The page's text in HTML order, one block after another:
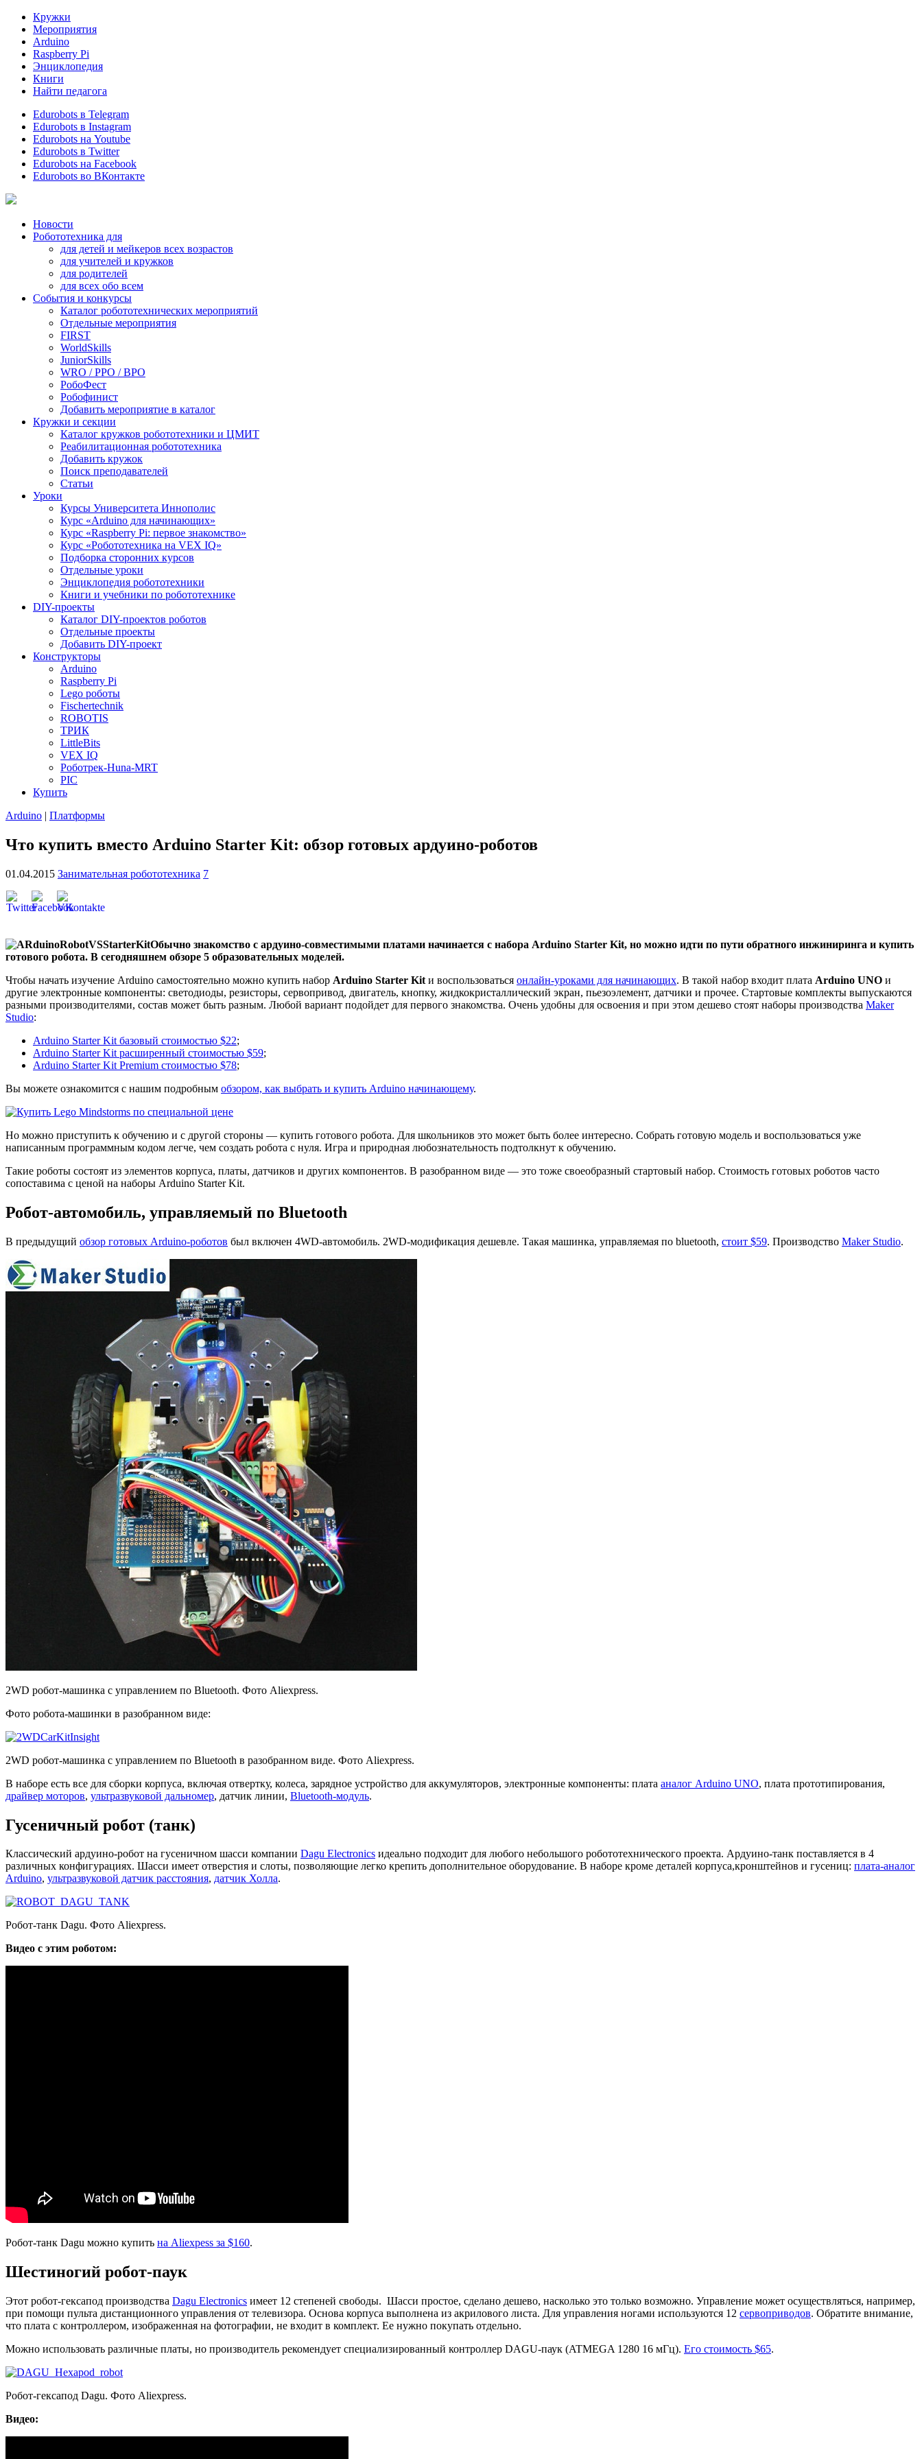
Кружки
Мероприятия
Arduino
Raspberry Pi
Энциклопедия
Книги
Найти педагога
Edurobots в Telegram
Edurobots в Instagram
Edurobots на Youtube
Edurobots в Twitter
Edurobots на Facebook
Edurobots во ВКонтакте
Новости
Робототехника для
для детей и мейкеров всех возрастов
для учителей и кружков
для родителей
для всех обо всем
События и конкурсы
Каталог робототехнических мероприятий
Отдельные мероприятия
FIRST
WorldSkills
JuniorSkills
WRO / РРО / ВРО
РобоФест
Робофинист
Добавить мероприятие в каталог
Кружки и секции
Каталог кружков робототехники и ЦМИТ
Реабилитационная робототехника
Добавить кружок
Поиск преподавателей
Статьи
Уроки
Курсы Университета Иннополис
Курс «Arduino для начинающих»
Курс «Raspberry Pi: первое знакомство»
Курс «Робототехника на VEX IQ»
Подборка сторонних курсов
Отдельные уроки
Энциклопедия робототехники
Книги и учебники по робототехнике
DIY-проекты
Каталог DIY-проектов роботов
Отдельные проекты
Добавить DIY-проект
Конструкторы
Arduino
Raspberry Pi
Lego роботы
Fischertechnik
ROBOTIS
ТРИК
LittleBits
VEX IQ
Роботрек-Huna-MRT
PIC
Купить
Arduino | Платформы
Что купить вместо Arduino Starter Kit: обзор готовых ардуино-роботов
01.04.2015 Занимательная робототехника 7
Обычно знакомство с ардуино-совместимыми платами начинается с набора Arduino Starter Kit, но можно идти по пути обратного инжиниринга и купить
готового робота. В сегодняшнем обзоре 5 образовательных моделей.
Чтобы начать изучение Arduino самостоятельно можно купить набор Arduino Starter Kit и воспользоваться онлайн-уроками для начинающих. В такой набор входит плата Arduino UNO и
другие электронные компоненты: светодиоды, резисторы, сервопривод, двигатель, кнопку, жидкокристаллический экран, пьезоэлемент, датчики и прочее. Стартовые комплекты выпускаются
разными производителями, состав может быть разным. Любой вариант подойдет для первого знакомства. Очень удобны для освоения и при этом дешево стоят наборы производства Maker
Studio:
Arduino Starter Kit базовый стоимостью $22;
Arduino Starter Kit расширенный стоимостью $59;
Arduino Starter Kit Premium стоимостью $78;
Вы можете ознакомится с нашим подробным обзором, как выбрать и купить Arduino начинающему.
Но можно приступить к обучению и с другой стороны — купить готового робота. Для школьников это может быть более интересно. Собрать готовую модель и воспользоваться уже
написанным программным кодом легче, чем создать робота с нуля. Игра и природная любознательность подтолкнут к обучению.
Такие роботы состоят из элементов корпуса, платы, датчиков и других компонентов. В разобранном виде — это тоже своеобразный стартовый набор. Стоимость готовых роботов часто
сопоставима с ценой на наборы Arduino Starter Kit.
Робот-автомобиль, управляемый по Bluetooth
В предыдущий обзор готовых Arduino-роботов был включен 4WD-автомобиль. 2WD-модификация дешевле. Такая машинка, управляемая по bluetooth, стоит $59. Производство Maker Studio.
2WD робот-машинка с управлением по Bluetooth. Фото Aliexpress.
Фото робота-машинки в разобранном виде:
2WD робот-машинка с управлением по Bluetooth в разобранном виде. Фото Aliexpress.
В наборе есть все для сборки корпуса, включая отвертку, колеса, зарядное устройство для аккумуляторов, электронные компоненты: плата аналог Arduino UNO, плата прототипирования,
драйвер моторов, ультразвуковой дальномер, датчик линии, Bluetooth-модуль.
Гусеничный робот (танк)
Классический ардуино-робот на гусеничном шасси компании Dagu Electronics идеально подходит для любого небольшого робототехнического проекта. Ардуино-танк поставляется в 4
различных конфигурациях. Шасси имеет отверстия и слоты, позволяющие легко крепить дополнительное оборудование. В наборе кроме деталей корпуса,кронштейнов и гусениц: плата-аналог
Arduino, ультразвуковой датчик расстояния, датчик Холла.
Робот-танк Dagu. Фото Aliexpress.
Видео с этим роботом:
Робот-танк Dagu можно купить на Aliexpess за $160.
Шестиногий робот-паук
Этот робот-гексапод производства Dagu Electronics имеет 12 степеней свободы. Шасси простое, сделано дешево, насколько это только возможно. Управление может осуществляться, например,
при помощи пульта дистанционного управления от телевизора. Основа корпуса выполнена из акрилового листа. Для управления ногами используются 12 сервоприводов. Обратите внимание,
что плата c контроллером, изображенная на фотографии, не входит в комплект. Ее нужно покупать отдельно.
Можно использовать различные платы, но производитель рекомендует специализированный контроллер DAGU-паук (ATMEGA 1280 16 мГц). Его стоимость $65.
Робот-гексапод Dagu. Фото Aliexpress.
Видео: